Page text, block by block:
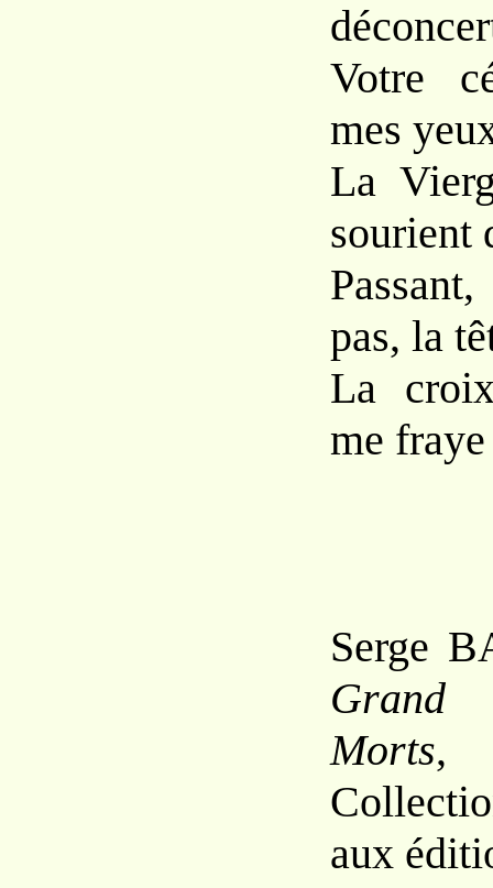
Votre
mes
La
sourient
pas, la
La
me
Serge B
Morts,
aux